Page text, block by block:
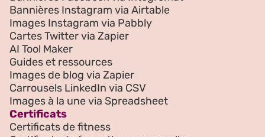
Bannières Instagram via Airtable
Images Instagram via Pabbly
Cartes Twitter via Zapier
AI Tool Maker
Guides et ressources
Images de blog via Zapier
Carrousels LinkedIn via CSV
Images à la une via Spreadsheet
Certificats
Certificats de fitness